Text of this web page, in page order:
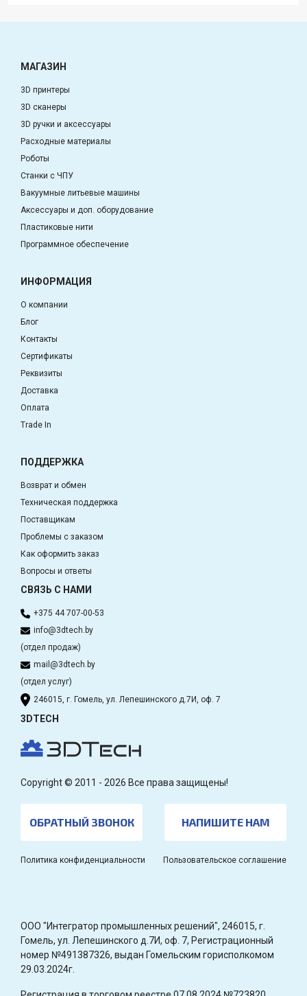
МАГАЗИН
3D принтеры
3D сканеры
3D ручки и аксессуары
Расходные материалы
Роботы
Станки с ЧПУ
Вакуумные литьевые машины
Аксессуары и доп. оборудование
Пластиковые нити
Программное обеспечение
ИНФОРМАЦИЯ
О компании
Блог
Контакты
Сертификаты
Реквизиты
Доставка
Оплата
Trade In
ПОДДЕРЖКА
Возврат и обмен
Техническая поддержка
Поставщикам
Проблемы с заказом
Как оформить заказ
Вопросы и ответы
СВЯЗЬ С НАМИ
+375 44 707-00-53
info@3dtech.by
(отдел продаж)
mail@3dtech.by
(отдел услуг)
246015, г. Гомель, ул. Лепешинского д.7И, оф. 7
3DTECH
Copyright © 2011 - 2026 Все права защищены!
ОБРАТНЫЙ ЗВОНОК НАПИШИТЕ НАМ
Политика конфиденциальности Пользовательское соглашение
OOO "Интегратор промышленных решений", 246015, г.
Гомель, ул. Лепешинского д.7И, оф. 7, Регистрационный
номер №491387326, выдан Гомельским горисполкомом
29.03.2024г.